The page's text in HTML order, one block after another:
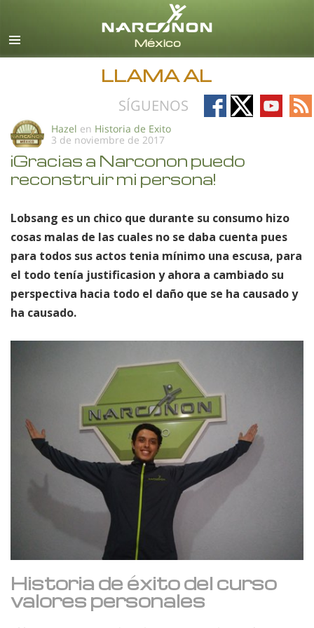
Español
Todas las Regiones/Idiomas
LLAMA AL
SÍGUENOS
Follow
on
Follow
on
Follow
on
on
Hazel en Historia de Exito
3 de noviembre de 2017
¡Gracias a Narconon puedo
reconstruir mi persona!
Lobsang es un chico que durante su consumo hizo
cosas malas de las cuales no se daba cuenta pues
para todos sus actos tenia mínimo una escusa, para
el todo tenía justificasion y ahora a cambiado su
perspectiva hacia todo el daño que se ha causado y
ha causado.
Historia de éxito del curso
valores personales